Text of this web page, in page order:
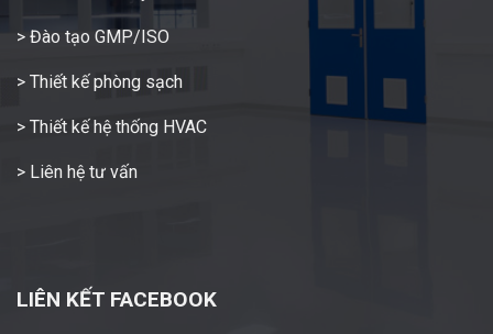
> Đào tạo GMP/ISO
> Thiết kế phòng sạch
> Thiết kế hệ thống HVAC
> Liên hệ tư vấn
LIÊN KẾT FACEBOOK